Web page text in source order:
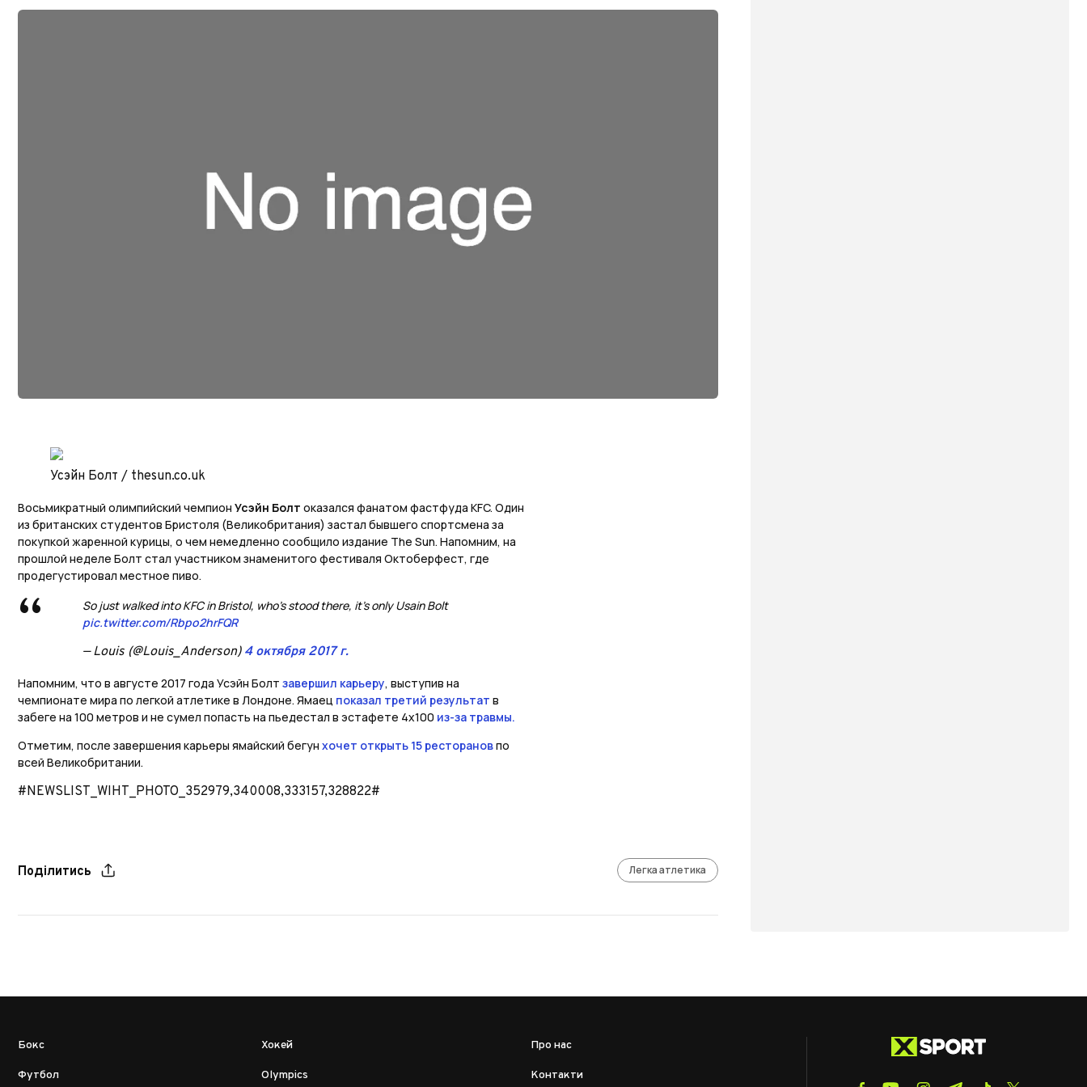
Усэйн Болт / thesun.co.uk
Восьмикратный олимпийский чемпион Усэйн Болт оказался фанатом фастфуда KFC. Один
из британских студентов Бристоля (Великобритания) застал бывшего спортсмена за
покупкой жаренной курицы, о чем немедленно сообщило издание The Sun. Напомним, на
прошлой неделе Болт стал участником знаменитого фестиваля Октоберфест, где
продегустировал местное пиво.
So just walked into KFC in Bristol, who’s stood there, it’s only Usain Bolt
pic.twitter.com/Rbpo2hrFQR
— Louis (@Louis_Anderson) 4 октября 2017 г.
Напомним, что в августе 2017 года Усэйн Болт завершил карьеру, выступив на
чемпионате мира по легкой атлетике в Лондоне. Ямаец показал третий результат в
забеге на 100 метров и не сумел попасть на пьедестал в эстафете 4х100 из-за травмы.
Отметим, после завершения карьеры ямайский бегун хочет открыть 15 ресторановпо
всей Великобритании.
#NEWSLIST_WIHT_PHOTO_352979,340008,333157,328822#
Поділитись Легка атлетика
Бокс
Футбол
Хокей
Olympics
Про нас
Контакти